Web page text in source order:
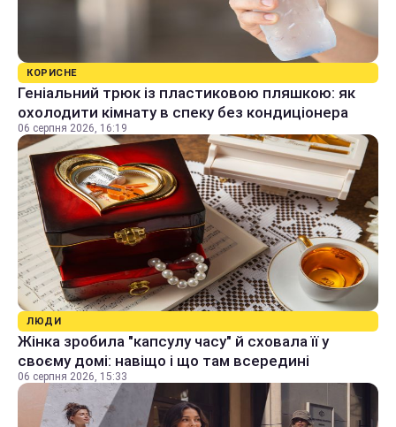
КОРИСНЕ
Геніальний трюк із пластиковою пляшкою: як
охолодити кімнату в спеку без кондиціонера
06 серпня 2026, 16:19
ЛЮДИ
Жінка зробила "капсулу часу" й сховала її у
своєму домі: навіщо і що там всередині
06 серпня 2026, 15:33